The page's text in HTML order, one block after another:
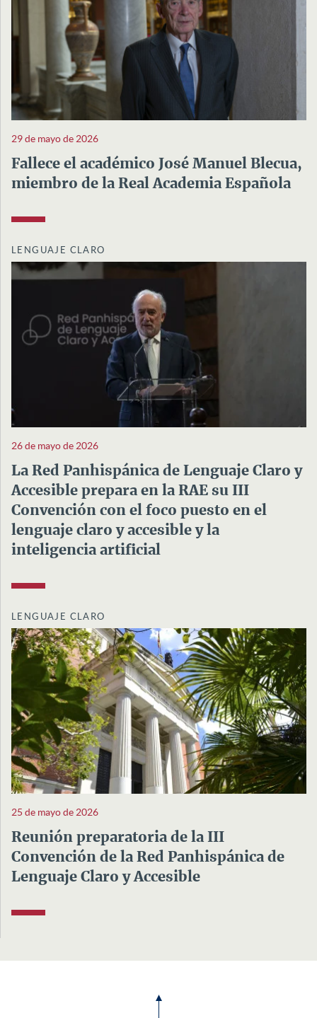
29 de mayo de 2026
Fallece el académico José Manuel Blecua,
miembro de la Real Academia Española
LENGUAJE CLARO
26 de mayo de 2026
La Red Panhispánica de Lenguaje Claro y
Accesible prepara en la RAE su III
Convención con el foco puesto en el
lenguaje claro y accesible y la
inteligencia artificial
LENGUAJE CLARO
25 de mayo de 2026
Reunión preparatoria de la III
Convención de la Red Panhispánica de
Lenguaje Claro y Accesible